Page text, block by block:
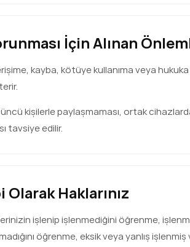
İçin Alınan
kayba, kötüye kullanıma veya hukuka
kişilerle paylaşmaması, ortak
tavsiye edilir.
Haklarınız
işlenip işlenmediğini öğrenme,
öğrenme, eksik veya yanlış